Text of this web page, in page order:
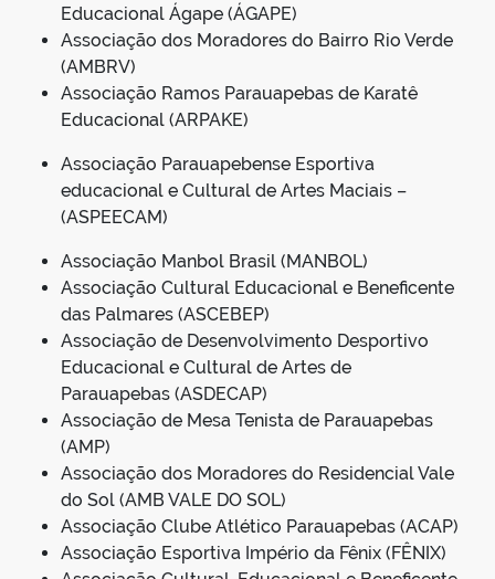
Educacional Ágape (ÁGAPE)
Associação dos Moradores do Bairro Rio Verde
(AMBRV)
Associação Ramos Parauapebas de Karatê
Educacional (ARPAKE)
Associação Parauapebense Esportiva
educacional e Cultural de Artes Maciais –
(ASPEECAM)
Associação Manbol Brasil (MANBOL)
Associação Cultural Educacional e Beneficente
das Palmares (ASCEBEP)
Associação de Desenvolvimento Desportivo
Educacional e Cultural de Artes de
Parauapebas (ASDECAP)
Associação de Mesa Tenista de Parauapebas
(AMP)
Associação dos Moradores do Residencial Vale
do Sol (AMB VALE DO SOL)
Associação Clube Atlético Parauapebas (ACAP)
Associação Esportiva Império da Fênix (FÊNIX)